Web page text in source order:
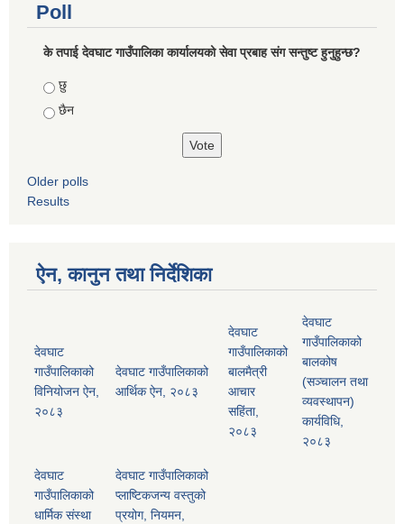
Poll
के तपाई देवघाट गाउँपालिका कार्यालयको सेवा प्रबाह संग सन्तुष्ट हुनुहुन्छ?
Choices
छु
छैन
Older polls
Results
ऐन, कानुन तथा निर्देशिका
देवघाट
गाउँपालिकाको
विनियोजन ऐन,
२०८३
देवघाट गाउँपालिकाको
आर्थिक ऐन, २०८३
देवघाट
गाउँपालिकाको
बालमैत्री
आचार
सहिंता,
२०८३
देवघाट
गाउँपालिकाको
बालकोष
(सञ्चालन तथा
व्यवस्थापन)
कार्यविधि,
२०८३
देवघाट
गाउँपालिकाको
धार्मिक संस्था
देवघाट गाउँपालिकाको
प्लाष्टिकजन्य वस्तुको
प्रयोग, नियमन,